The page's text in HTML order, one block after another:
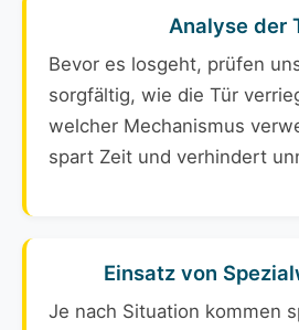
Analyse der
Bevor es losgeht, prüfen
sorgfältig, wie die Tür
welcher Mechanismus
spart Zeit und verhindert
Einsatz von
Je nach Situation kommen